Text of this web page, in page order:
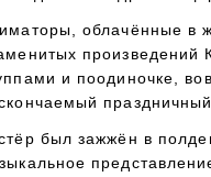
облачённые в
произведений
и поодиночке,
был зажжён в